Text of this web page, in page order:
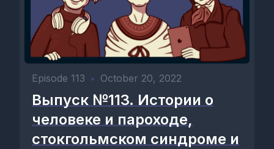
Episode 113 • October 20, 2022
Выпуск №113. Истории о
человеке и пароходе,
стокгольмском синдроме и